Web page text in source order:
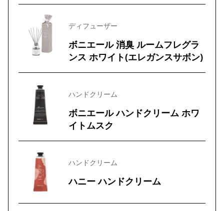
ディフューザー
ボニエール 消臭 ルームフレグラ
ンス ホワイト(エレガンスサボン)
ハンドクリーム
ボニエール ハンドクリーム ホワ
イトムスク
ハンドクリーム
ハニー ハンドクリーム